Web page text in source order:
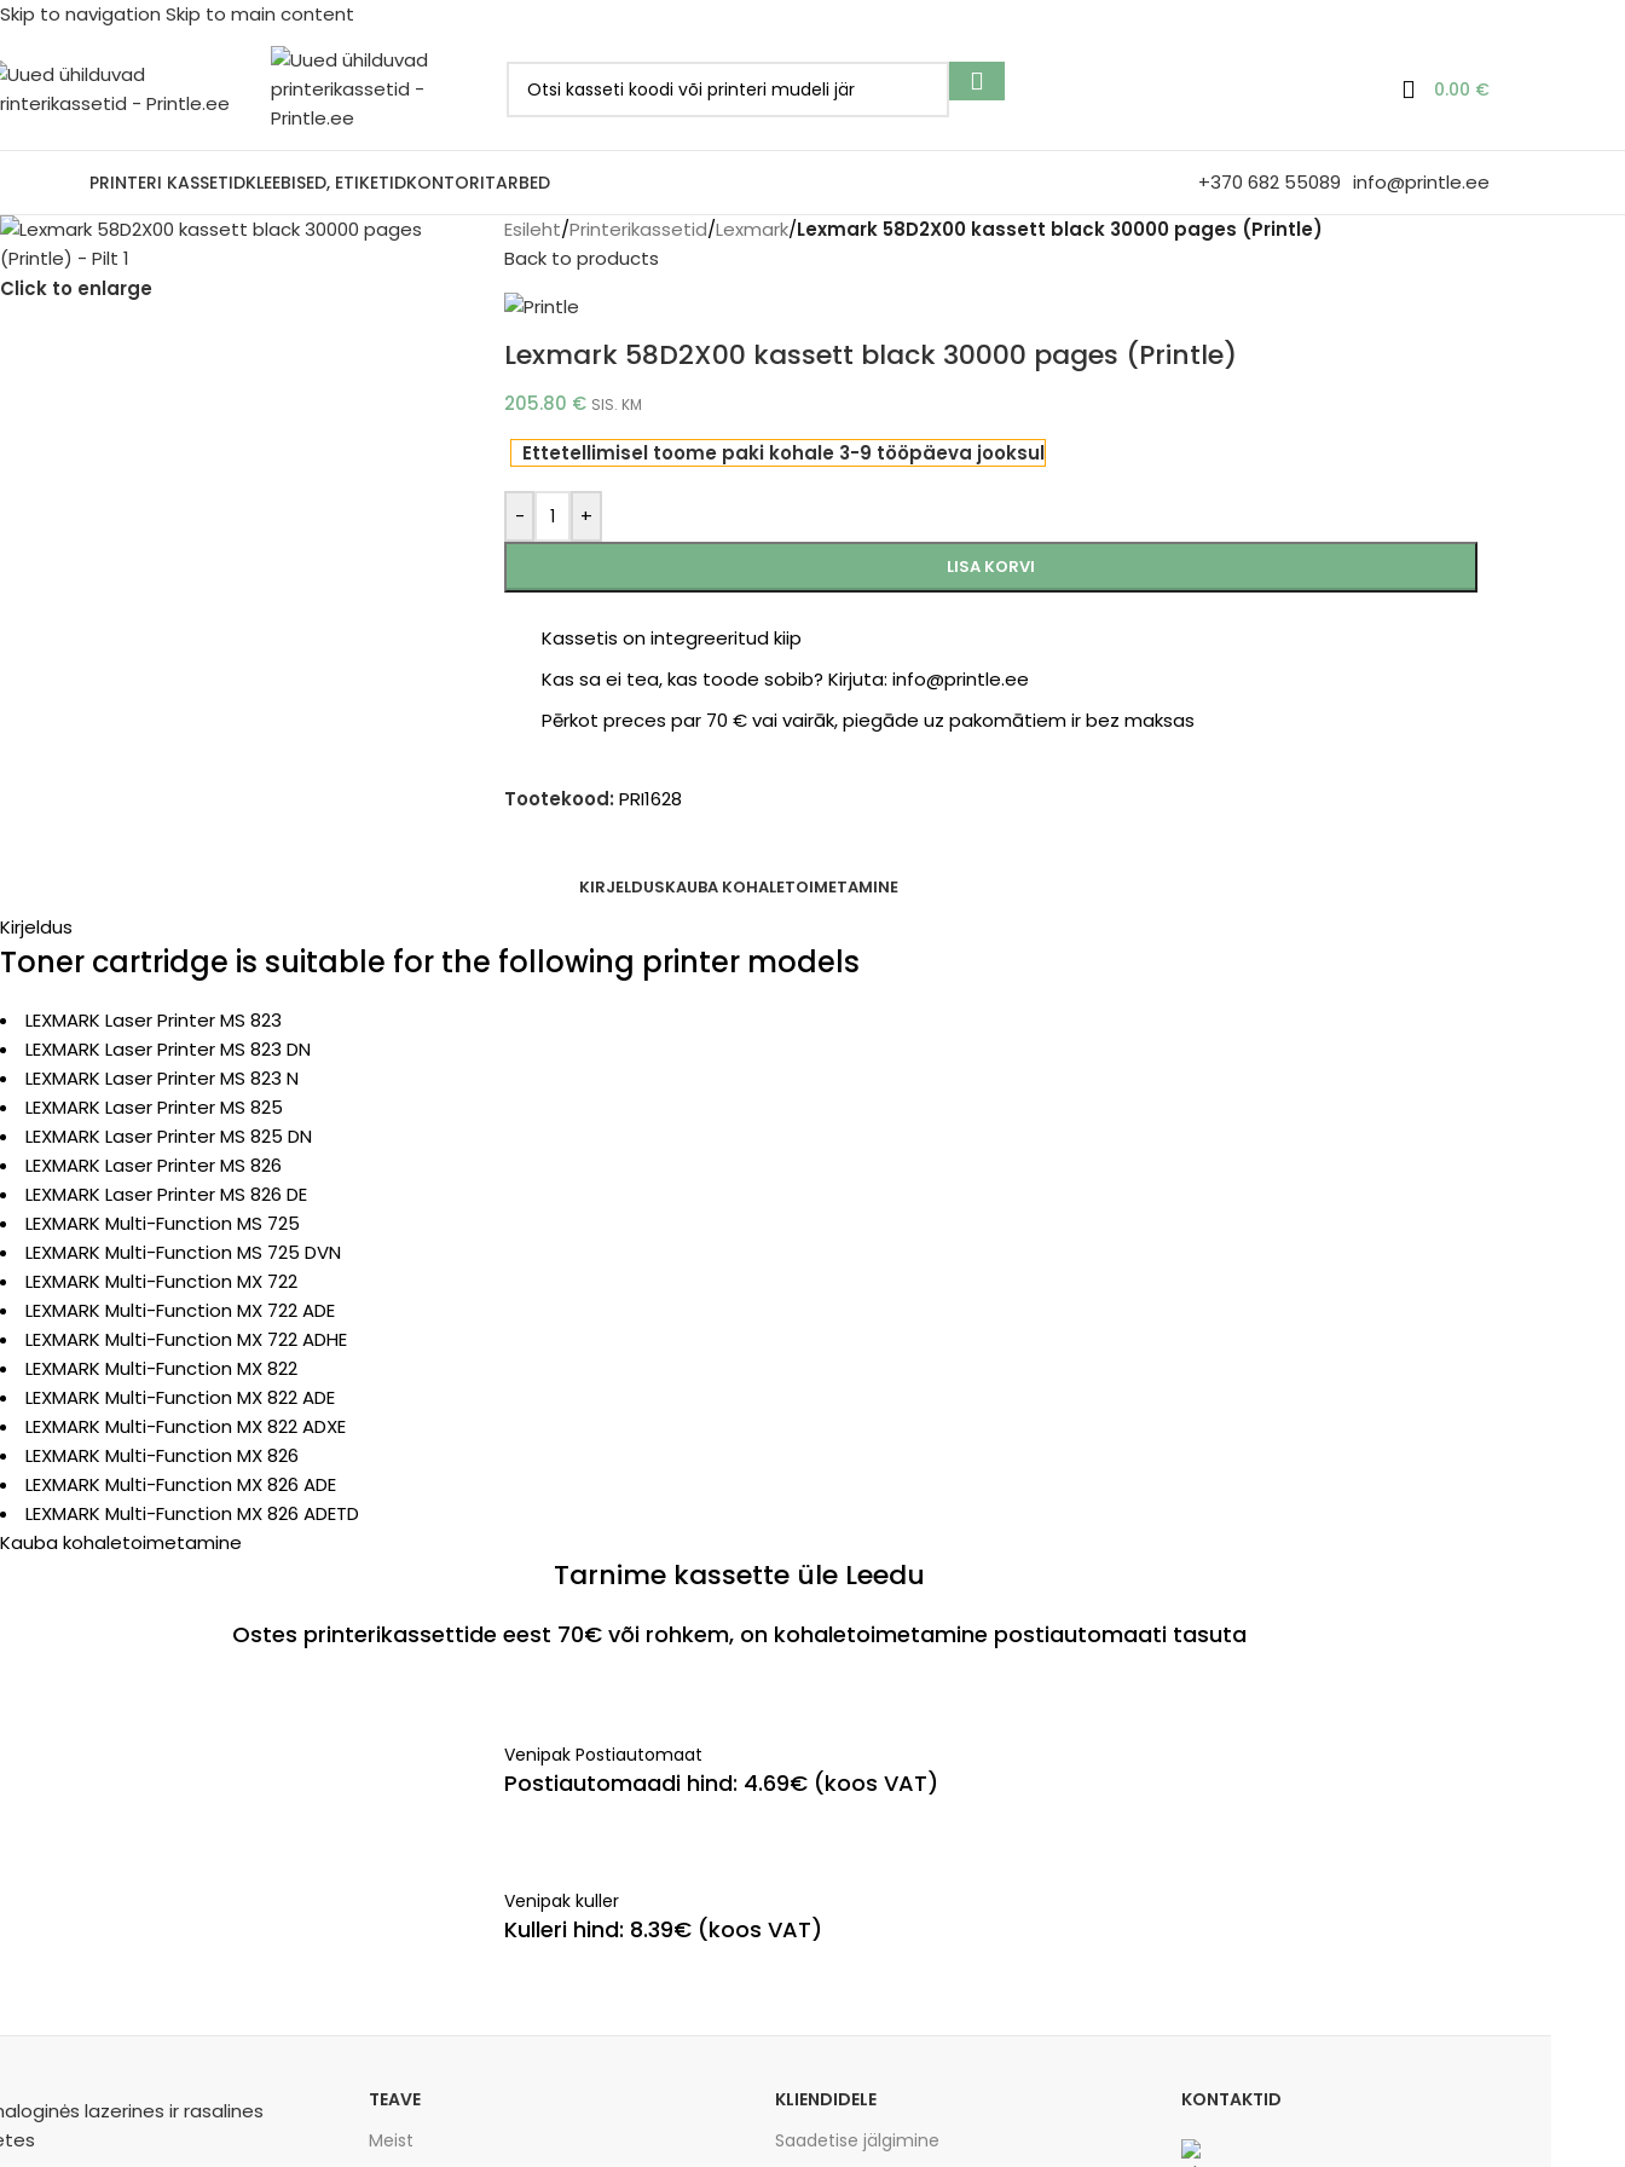
Skip to navigation Skip to main content
0.00 €
PRINTERI KASSETIDKLEEBISED, ETIKETIDKONTORITARBED +370 682 55089 info@printle.ee
Click to enlarge
Esileht/Printerikassetid/Lexmark/Lexmark 58D2X00 kassett black 30000 pages (Printle)
Back to products
Lexmark 58D2X00 kassett black 30000 pages (Printle)
205.80 € SIS. KM
Ettetellimisel toome paki kohale 3-9 tööpäeva jooksul
- +
LISA KORVI
Kassetis on integreeritud kiip
Kas sa ei tea, kas toode sobib? Kirjuta: info@printle.ee
Pērkot preces par 70 € vai vairāk, piegāde uz pakomātiem ir bez maksas
Tootekood:PRI1628
KIRJELDUSKAUBA KOHALETOIMETAMINE
Kirjeldus
Toner cartridge is suitable for the following printer models
LEXMARK Laser Printer MS 823
LEXMARK Laser Printer MS 823 DN
LEXMARK Laser Printer MS 823 N
LEXMARK Laser Printer MS 825
LEXMARK Laser Printer MS 825 DN
LEXMARK Laser Printer MS 826
LEXMARK Laser Printer MS 826 DE
LEXMARK Multi-Function MS 725
LEXMARK Multi-Function MS 725 DVN
LEXMARK Multi-Function MX 722
LEXMARK Multi-Function MX 722 ADE
LEXMARK Multi-Function MX 722 ADHE
LEXMARK Multi-Function MX 822
LEXMARK Multi-Function MX 822 ADE
LEXMARK Multi-Function MX 822 ADXE
LEXMARK Multi-Function MX 826
LEXMARK Multi-Function MX 826 ADE
LEXMARK Multi-Function MX 826 ADETD
Kauba kohaletoimetamine
Tarnime kassette üle Leedu
Ostes printerikassettide eest 70€ või rohkem, on kohaletoimetamine postiautomaati tasuta
Venipak Postiautomaat
Postiautomaadi hind: 4.69€ (koos VAT)
Venipak kuller
Kulleri hind: 8.39€ (koos VAT)
TEAVE
Meist
KLIENDIDELE
Saadetise jälgimine
KONTAKTID